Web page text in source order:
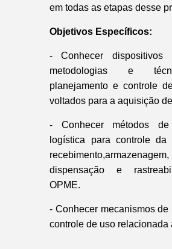
em todas as etapas desse
Objetivos Específicos:
- Conhecer dispositivos
metodologias e
planejamento e controle
voltados para a aquisição
- Conhecer métodos
logística para controle da
recebimento,armazenagem,
dispensação e
OPME.
- Conhecer mecanismos de
controle de uso relacionada